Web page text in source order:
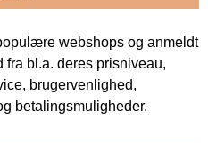
webshops og anmeldt
fra bl.a. deres prisniveau,
brugervenlighed,
betalingsmuligheder.